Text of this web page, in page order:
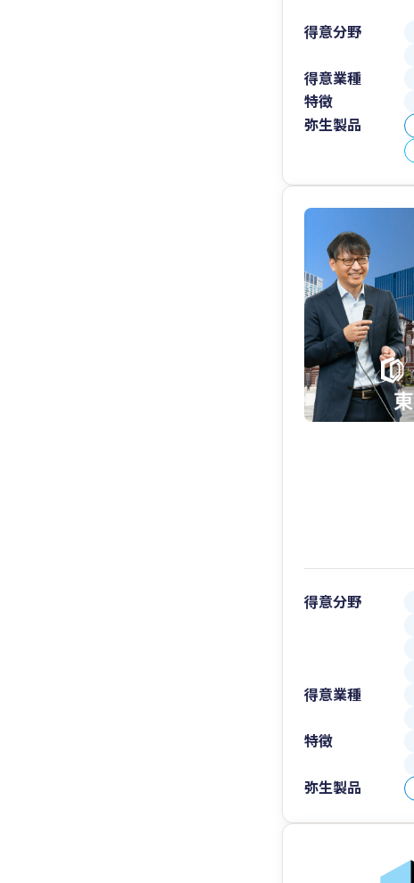
得意分野
得意業種
特徴
弥生製品
得意分野
得意業種
特徴
弥生製品